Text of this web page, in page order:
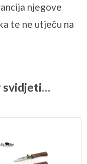
njegove
te ne utječu na
svidjeti…